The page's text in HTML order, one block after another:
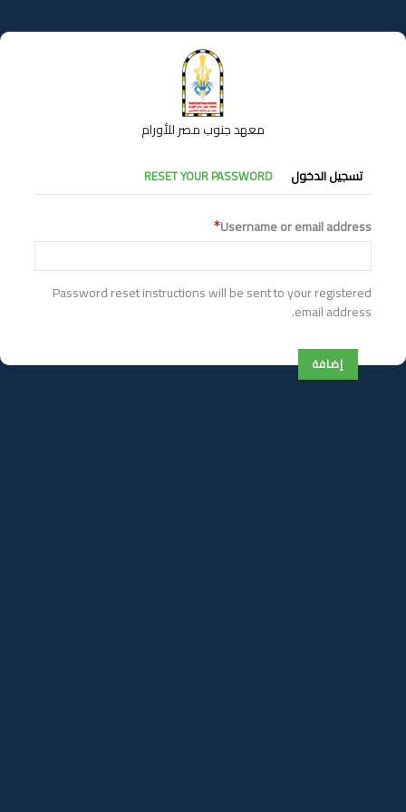
إلى
المحتوى
معهد جنوب مصر للأورام
التبويبات
الأساسية
تسجيل الدخول RESET YOUR PASSWORD
Username or email address
Password reset instructions will be sent to your registered
email address.